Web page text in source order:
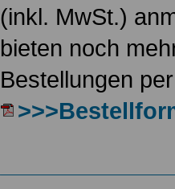
(inkl. MwSt.)
bieten noch
Bestellungen